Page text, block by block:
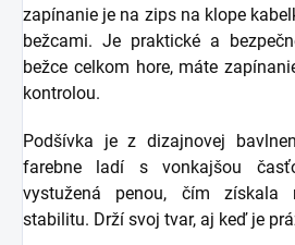
zapínanie je na zips na klope
bežcami. Je praktické a
bežce celkom hore, máte
kontrolou.
Podšívka je z dizajnovej
farebne ladí s vonkajšou
vystužená penou, čím získala
stabilitu. Drží svoj tvar, aj keď je